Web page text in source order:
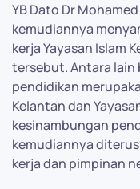
YB Dato Dr
kemudiannya
kerja Yayasan Islam
tersebut. Antara lain
pendidikan
Kelantan dan
kesinambungan
kemudiannya
kerja dan pimpinan